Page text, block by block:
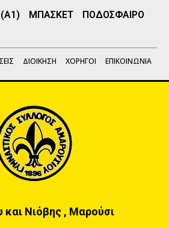
ΜΠΑΣΚΕΤ
ΠΟΔΟΣΦΑΙΡΟ
ΔΙΟΙΚΗΣΗ ΧΟΡΗΓΟΙ ΕΠΙΚΟΙΝΩΝΙΑ
και Νιόβης , Μαρούσι